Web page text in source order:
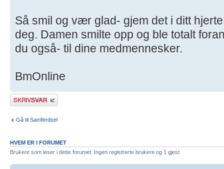
Så smil og vær glad- gjem det i ditt
deg. Damen smilte opp og ble totalt
du også- til dine medmennesker.
BmOnline
Skriv et svar
Gå til Samferdsel
HVEM ER I FORUMET
Brukere som leser i dette forumet: Ingen registrerte brukere og 1 gjest